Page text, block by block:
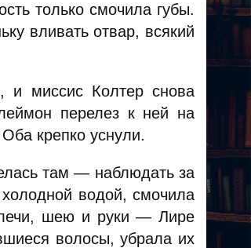
только смочила губы.
вливать отвар, всякий
и миссис Колтер снова
перелез к ней на
крепко уснули.
там — наблюдать за
водой, смочила
шею и руки — Лире
волосы, убрала их